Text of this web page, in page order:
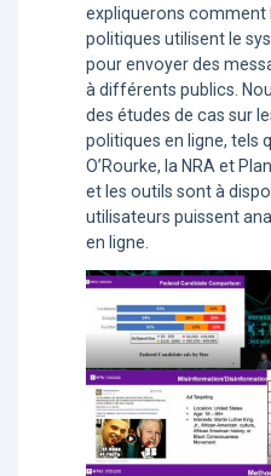
expliquerons comment
politiques utilisent le
pour envoyer des
à différents publics.
des études de cas sur
politiques en ligne, tels
O’Rourke, la NRA et
et les outils sont à
utilisateurs puissent
en ligne.